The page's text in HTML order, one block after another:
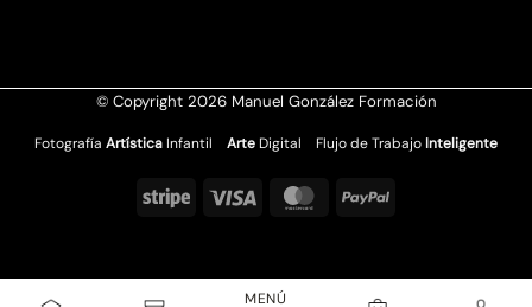
© Copyright 2026 Manuel González Formación
Fotografía Artística Infantil Arte Digital Flujo de Trabajo Inteligente
Stripe Visa MasterCardPayPal
MENÚ